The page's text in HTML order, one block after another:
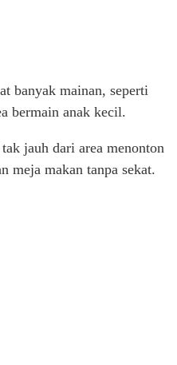
banyak mainan, seperti
bermain anak kecil.
jauh dari area menonton
meja makan tanpa sekat.